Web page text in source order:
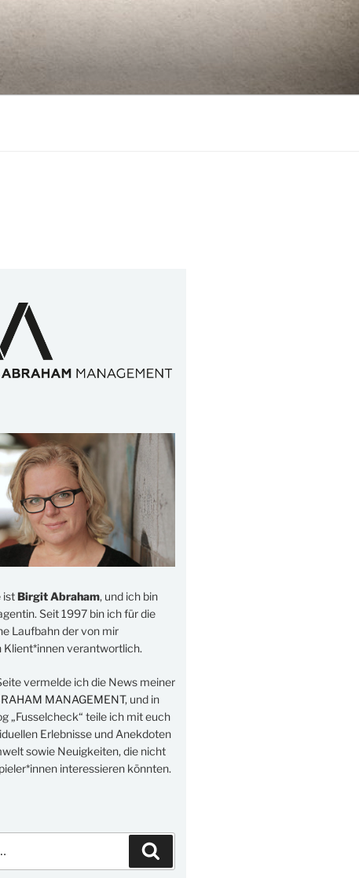
istBirgit Abraham, und ich bin
Seit 1997 bin ich für die
Laufbahn der von mir
verantwortlich.
vermelde ich die News meiner
MANAGEMENT, und in
„Fusselcheck“ teile ich mit euch
Erlebnisse und Anekdoten
sowie Neuigkeiten, die nicht
interessieren könnten.